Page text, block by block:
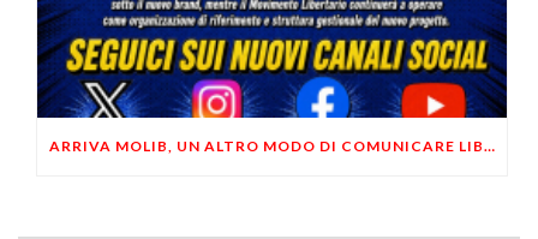
ARRIVA MOLIB, UN ALTRO MODO DI COMUNICARE LIBERTARIO